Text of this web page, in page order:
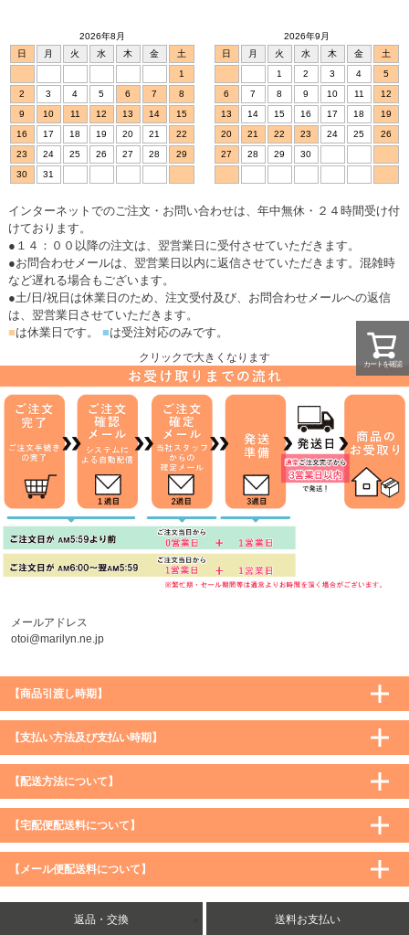
カートを確認
2026年8月
日
月 火 水 木 金
土
1
2
3 4 5 6 7
8
9
10 11 12 13 14
15
16
17 18 19 20 21
22
23
24 25 26 27 28
29
30
31
2026年9月
日
月 火 水 木 金
土
1
2 3 4
5
6
7 8 9 10 11
12
13
14 15 16 17 18
19
20
21 22 23 24 25
26
27
28 29 30
インターネットでのご注文・お問い合わせは、年中無休・２４時間受け付
けております。
●１４：００以降の注文は、翌営業日に受付させていただきます。
●お問合わせメールは、翌営業日以内に返信させていただきます。混雑時
など遅れる場合もございます。
●土/日/祝日は休業日のため、注文受付及び、お問合わせメールへの返信
は、翌営業日させていただきます。
■は休業日です。 ■は受注対応のみです。
クリックで大きくなります
メールアドレス
otoi@marilyn.ne.jp
【商品引渡し時期】
【支払い方法及び支払い時期】
【配送方法について】
【宅配便配送料について】
購入価格 ／ 地域 通常 沖縄・離島など一部地域
5,900円（税込）未満
590円（税込）
【メール便配送料について】
返品・交換 送料お支払い